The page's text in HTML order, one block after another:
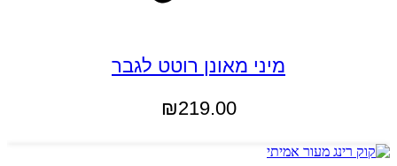
מיני מאונן רוטט לגבר
₪219.00